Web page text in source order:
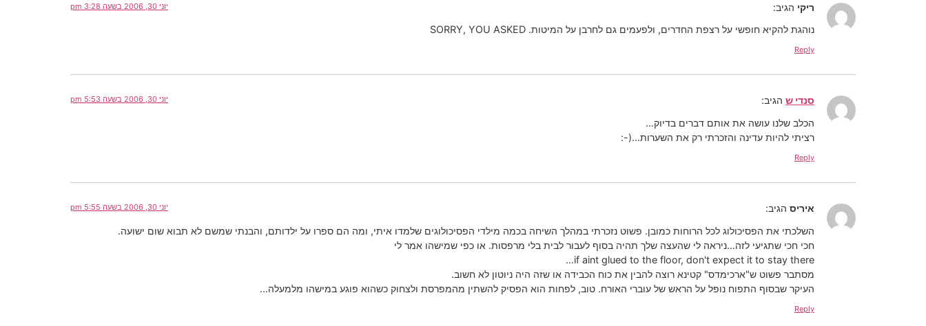
ריקי הגיב: יוני 30, 2006 בשעה 3:28 pm
נוהגת להקיא חופשי על רצפת החדרים, ולפעמים גם לחרבן על המיטות. SORRY, YOU ASKED
Reply
סנדי ש הגיב: יוני 30, 2006 בשעה 5:53 pm
הכלב שלנו עושה את אותם דברים בדיוק…
רציתי להיות עדינה והזכרתי רק את השערות…(-:
Reply
איריס הגיב: יוני 30, 2006 בשעה 5:55 pm
השלכתי את הפסיכולוג לכל הרוחות כמובן. פשוט נזכרתי במהלך השיחה בכמה מילדי הפסיכולוגים שלמדו איתי, ומה הם ספרו על ילדותם, והבנתי שמשם לא תבוא שום ישועה.
חכי חכי שתגיעי לזה…ניראה לי שהעצה שלך תהיה בסוף לעבור לבית בלי מרפסות. או כפי שמישהו אמר לי
if aint glued to the floor, don't expect it to stay there…
מסתבר פשוט ש"ארכימדס" קטינא רוצה להבין את כוח הכבידה או שזה היה ניוטון לא חשוב.
העיקר שבסוף התפוח נופל על הראש של עוברי האורח. טוב, לפחות הוא הפסיק להשתין מהמפרסת ולצחוק כשהוא פוגע במישהו מלמעלה…
Reply